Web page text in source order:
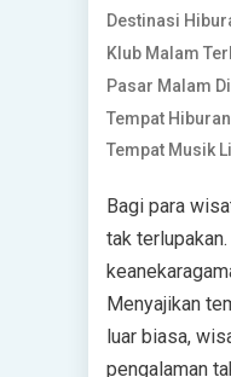
Destinasi
Klub Malam
Pasar Malam
Tempat
Tempat Musik
Bagi para
tak
Menyajikan
luar biasa,
pengalaman